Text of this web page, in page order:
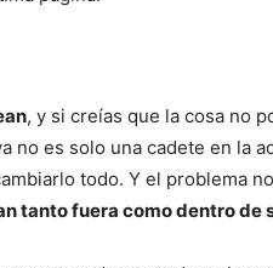
, y si creías que la cosa no
es solo una cadete en la
todo. Y el problema
tanto fuera como dentro de